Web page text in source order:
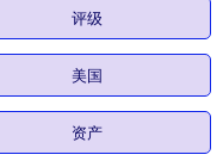
评级
美国
资产